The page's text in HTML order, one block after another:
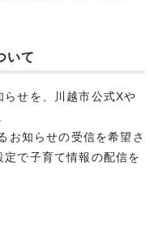
いて
せを、川越市公式Xや
お知らせの受信を希望さ
で子育て情報の配信を